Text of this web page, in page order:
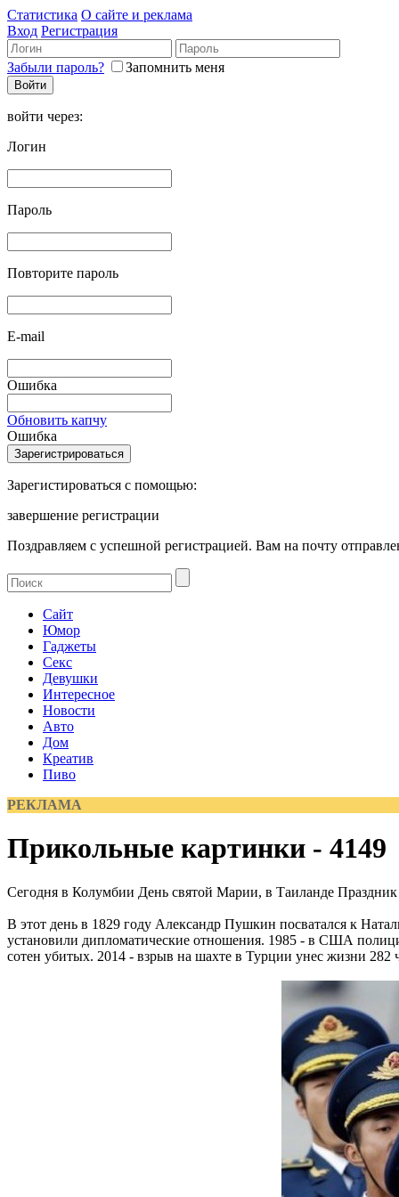
Статистика О сайте и реклама
Вход Регистрация
Забыли пароль? Запомнить меня
войти через:
Логин
Пароль
Повторите пароль
E-mail
Ошибка
Обновить капчу
Ошибка
Зарегистироваться с помощью:
завершение регистрации
Поздравляем с успешной регистрацией. Вам на почту
Сайт
Юмор
Гаджеты
Секс
Девушки
Интересное
Новости
Авто
Дом
Креатив
Пиво
РЕКЛАМА
Прикольные картинки - 4149
Сегодня в Колумбии День святой Марии, в Таиланде Праздник
В этот день в 1829 году Александр Пушкин посватался к
установили дипломатические отношения. 1985 - в США
сотен убитых. 2014 - взрыв на шахте в Турции унес жизни 282